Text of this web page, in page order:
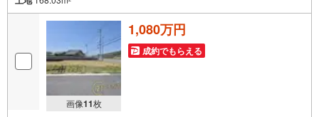
画像11枚
1,080万円
成約でもらえる